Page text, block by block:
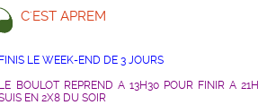
C'EST APREM
LE WEEK-END DE 3 JOURS
BOULOT REPREND A 13H30 POUR FINIR A
EN 2X8 DU SOIR